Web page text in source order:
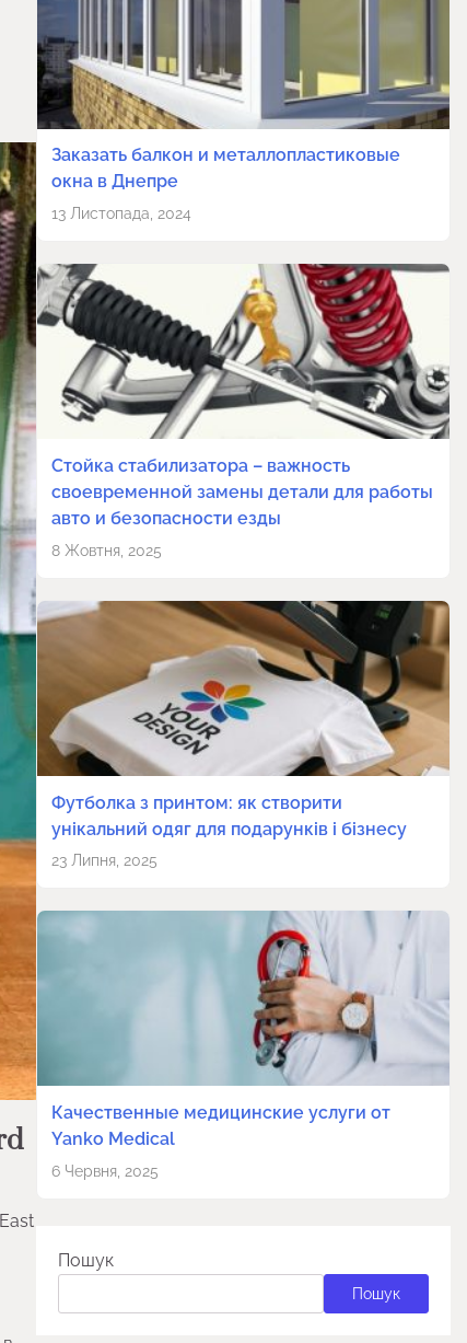
Заказать балкон и металлопластиковые
окна в Днепре
13 Листопада, 2024
Стойка стабилизатора – важность
своевременной замены детали для работы
авто и безопасности езды
8 Жовтня, 2025
Футболка з принтом: як створити
унікальний одяг для подарунків і бізнесу
23 Липня, 2025
Качественные медицинские услуги от
Yanko Medical
6 Червня, 2025
Пошук
Пошук